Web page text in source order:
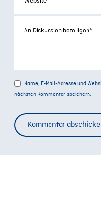
Name, E-Mail-Adresse und
nächsten Kommentar speichern.